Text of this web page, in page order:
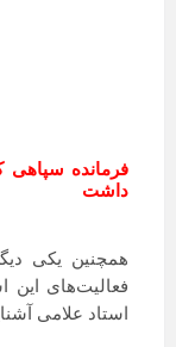
فرمانده سپاهی
داشت
همچنین یکی
فعالیت‌های این
استاد علامی